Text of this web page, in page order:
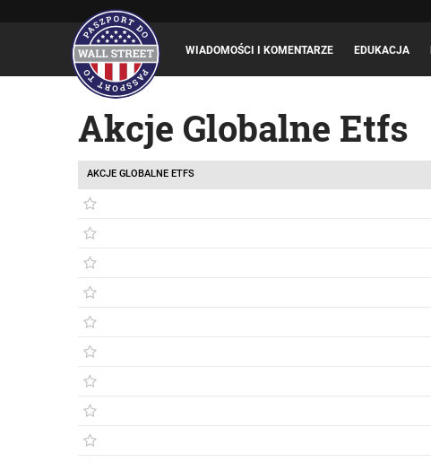
WIADOMOŚCI I KOMENTARZE EDUKACJA
Akcje Globalne Etfs
AKCJE GLOBALNE ETFS